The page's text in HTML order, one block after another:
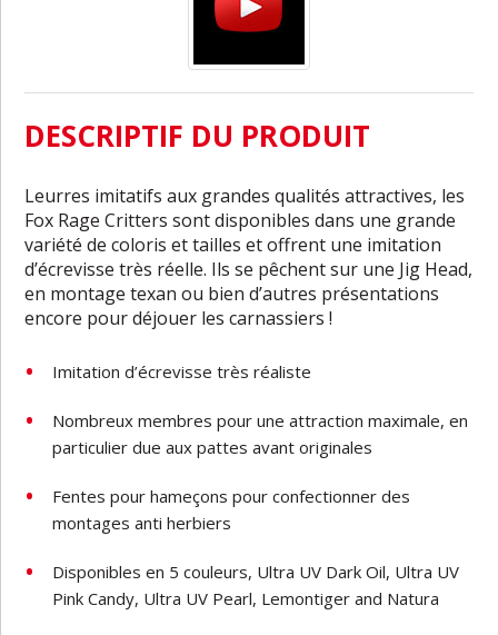
DESCRIPTIF DU PRODUIT
Leurres imitatifs aux grandes qualités attractives, les
Fox Rage Critters sont disponibles dans une grande
variété de coloris et tailles et offrent une imitation
d’écrevisse très réelle. Ils se pêchent sur une Jig Head,
en montage texan ou bien d’autres présentations
encore pour déjouer les carnassiers !
Imitation d’écrevisse très réaliste
Nombreux membres pour une attraction maximale, en
particulier due aux pattes avant originales
Fentes pour hameçons pour confectionner des
montages anti herbiers
Disponibles en 5 couleurs, Ultra UV Dark Oil, Ultra UV
Pink Candy, Ultra UV Pearl, Lemontiger and Natura